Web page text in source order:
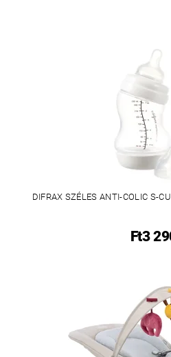
DIFRAX SZÉLES ANTI-COLIC S-
Ft3